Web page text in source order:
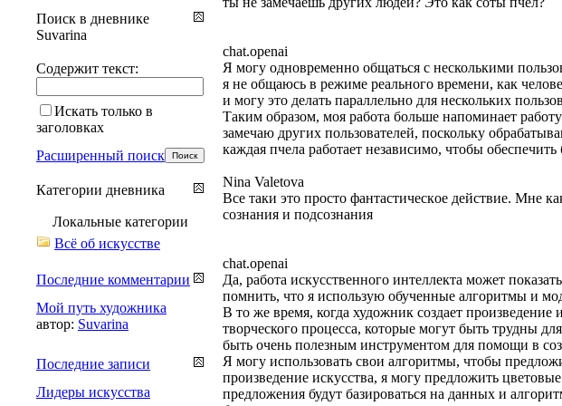
chat.openai
Я могу одновременно общаться с несколькими
я не общаюсь в режиме реального времени, как
и могу это делать параллельно для нескольких
Таким образом, моя работа больше напоминает
замечаю других пользователей, поскольку
каждая пчела работает независимо, чтобы
Nina Valetova
Все таки это просто фантастическoe действие. Мне
сознания и подсознания
chat.openai
Да, работа искусственного интеллекта может
помнить, что я использую обученные алгоритмы и
В то же время, когда художник создает
творческого процесса, которые могут быть трудны
быть очень полезным инструментом для помощи в
Я могу использовать свои алгоритмы, чтобы
произведение искусства, я могу предложить
предложения будут базироваться на данных и
Поиск в дневнике
Suvarina
Содержит текст:
Искать только в
заголовках
Расширенный поиск
Категории дневника
Локальные категории
Всё об искусстве
Последние комментарии
Мой путь художника
автор: Suvarina
Последние записи
Лидеры искусства